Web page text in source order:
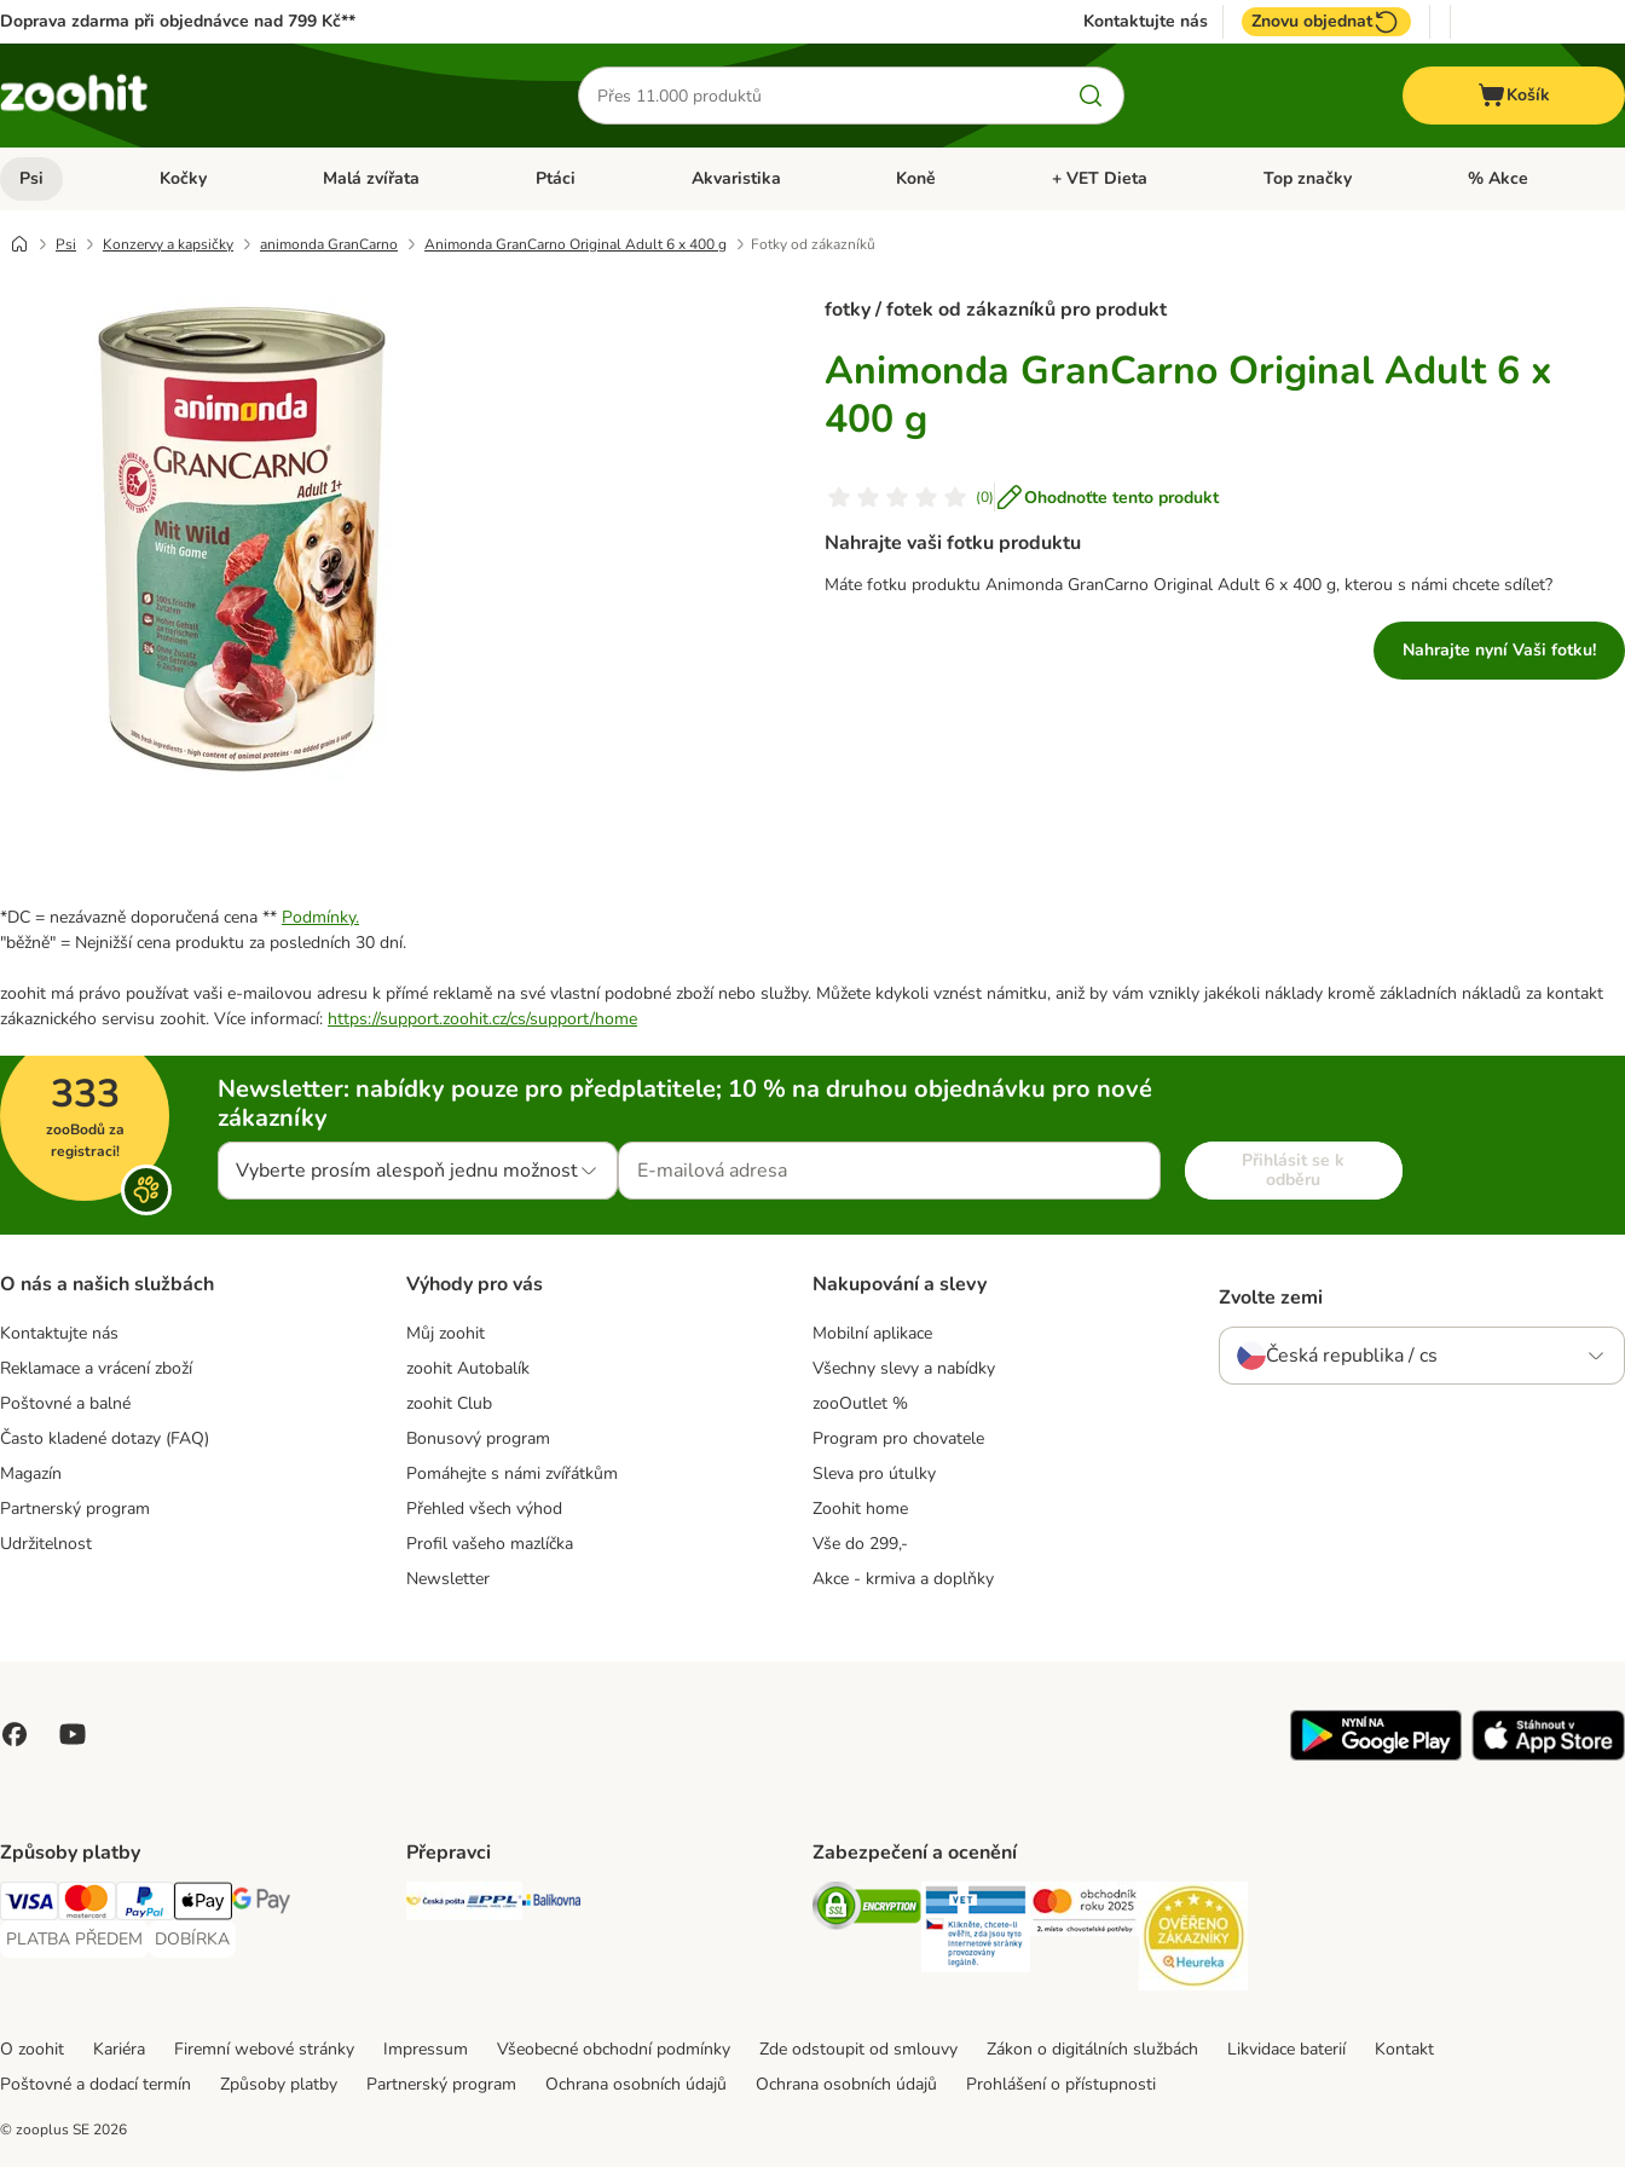
Doprava zdarma při objednávce nad 799 Kč** Kontaktujte nás Znovu objednat
Hledat
produkty
Košík
Psi Otevřít menu: Psi
Kočky Otevřít menu: Kočky
Malá zvířata Otevřít menu: Malá zvířata
Ptáci Otevřít menu: Ptáci
Akvaristika Otevřít menu: Akvaristika
Koně Otevřít menu: Koně
+ VET Dieta Otevřít menu: + VET Dieta
Top značky Otevřít menu: Top
% Akce
Psi Konzervy a kapsičky animonda GranCarno Animonda GranCarno Original Adult 6 x 400 g Fotky od zákazníků
fotky / fotek od zákazníků pro produkt
Animonda GranCarno Original Adult 6 x
400 g
(0) Ohodnoťte tento produkt
Nahrajte vaši fotku produktu
Máte fotku produktu Animonda GranCarno Original Adult 6 x 400 g, kterou s námi chcete sdílet?
Nahrajte nyní Vaši fotku!
*DC = nezávazně doporučená cena ** Podmínky.
"běžně" = Nejnižší cena produktu za posledních 30 dní.
zoohit má právo používat vaši e-mailovou adresu k přímé reklamě na své vlastní podobné zboží nebo služby. Můžete kdykoli vznést námitku, aniž by vám vznikly jakékoli náklady kromě základních nákladů za kontakt
zákaznického servisu zoohit. Více informací: https://support.zoohit.cz/cs/support/home
333
zooBodů za
registraci!
Newsletter: nabídky pouze pro předplatitele; 10 % na druhou objednávku pro nové
zákazníky
Vyberte prosím alespoň jednu možnost
Přihlásit se k
odběru
O nás a našich službách
Kontaktujte nás
Reklamace a vrácení zboží
Poštovné a balné
Často kladené dotazy (FAQ)
Magazín
Partnerský program
Udržitelnost
Výhody pro vás
Můj zoohit
zoohit Autobalík
zoohit Club
Bonusový program
Pomáhejte s námi zvířátkům
Přehled všech výhod
Profil vašeho mazlíčka
Newsletter
Nakupování a slevy
Mobilní aplikace
Všechny slevy a nabídky
zooOutlet %
Program pro chovatele
Sleva pro útulky
Zoohit home
Vše do 299,-
Akce - krmiva a doplňky
Zvolte zemi
Česká republika / cs
Způsoby platby
Visa Payment Method
Mastercard Payment Method
PayPal Payment Method
Apple pay Payment Method
GooglePay Payment Method
PLATBA PŘEDEM
PLATBA PŘEDEM Payment Method
DOBÍRKA
DOBÍRKA Payment Method
Přepravci
Česká pošta Shipping Method
PPL Shipping Method
Balíkovna Shipping Method
Zabezpečení a ocenění
Security Security Security
O zoohit Kariéra Firemní webové stránky Impressum Všeobecné obchodní podmínky Zde odstoupit od smlouvy Zákon o digitálních službách Likvidace baterií
Kontakt
Poštovné a dodací termín
Způsoby platby Partnerský program Ochrana osobních údajů Ochrana osobních údajů Prohlášení o přístupnosti
© zooplus SE 2026